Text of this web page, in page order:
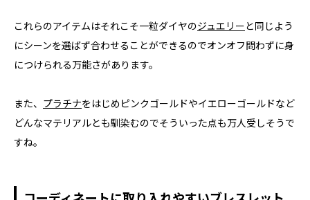
これらのアイテムはそれこそ一粒ダイヤのジュエリーと同じよう
にシーンを選ばず合わせることができるのでオンオフ問わずに身
につけられる万能さがあります。
また、 プラチナをはじめピンクゴールドやイエローゴールドなど
どんなマテリアルとも馴染むのでそういった点も万人受しそうで
すね。